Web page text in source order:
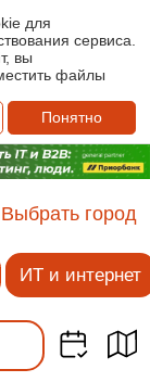
для
сервиса.
вы
файлы
Понятно
Выбрать город
ИТ и интернет